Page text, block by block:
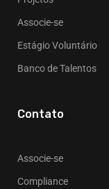
Associe-se
Estágio Voluntário
Banco de Talentos
Contato
Associe-se
Compliance